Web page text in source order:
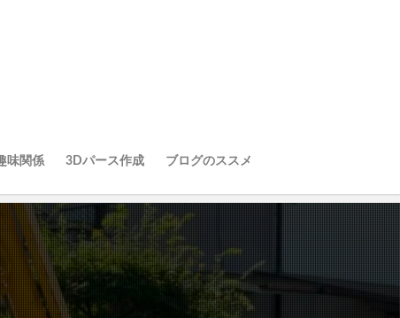
味関係 3Dパース作成 ブログのススメ